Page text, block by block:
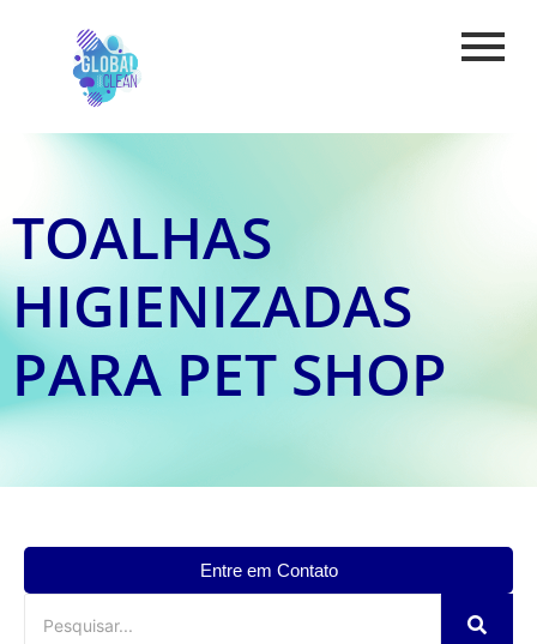
TOALHAS
HIGIENIZADAS
PARA PET SHOP
Entre em Contato